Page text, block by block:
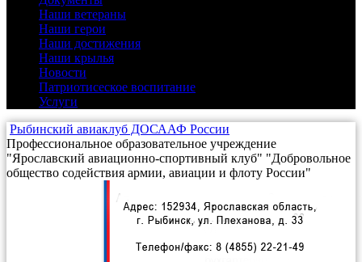
Наши ветераны
Наши герои
Наши достижения
Наши крылья
Новости
Патриотисеское воспитание
Услуги
Рыбинский авиаклуб ДОСААФ России
Профессиональное образовательное учреждение
"Ярославский авиационно-спортивный клуб" "Добровольное
общество содействия армии, авиации и флоту России"